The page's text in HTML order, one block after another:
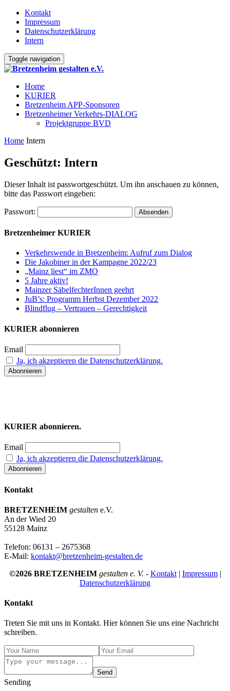
Kontakt
Impressum
Datenschutzerklärung
Intern
Toggle navigation
Home
KURIER
Bretzenheim APP-Sponsoren
Bretzenheimer Verkehrs-DIALOG
Projektgruppe BVD
Home Intern
Geschützt: Intern
Dieser Inhalt ist passwortgeschützt. Um ihn anschauen zu können,
bitte das Passwort eingeben:
Passwort:
Bretzenheimer KURIER
Verkehrswende in Bretzenheim: Aufruf zum Dialog
Die Jakobiner in der Kampagne 2022/23
„Mainz liest“ im ZMO
5 Jahre aktiv!
Mainzer SäbelfechterInnen geehrt
JuB’s: Programm Herbst Dezember 2022
Blindflug – Vertrauen – Gerechtigkeit
KURIER abonnieren
Email
Ja, ich akzeptieren die Datenschutzerklärung.
KURIER abonnieren.
Email
Ja, ich akzeptieren die Datenschutzerklärung.
Kontakt
BRETZENHEIM gestalten e.V.
An der Wied 20
55128 Mainz
Telefon: 06131 – 2675368
E-Mail: kontakt@bretzenheim-gestalten.de
©2026 BRETZENHEIM gestalten e. V.- Kontakt| Impressum|
Datenschutzerklärung
Kontakt
Treten Sie mit uns in Kontakt. Hier können Sie uns eine Nachricht
schreiben.
Send
Sending